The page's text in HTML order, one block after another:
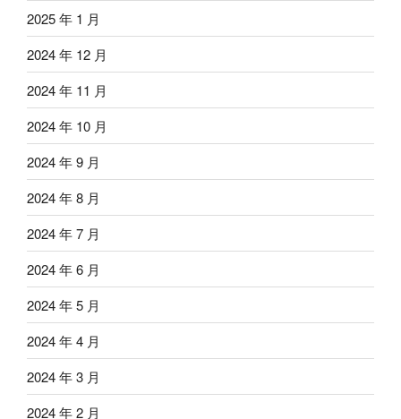
2025 年 1 月
2024 年 12 月
2024 年 11 月
2024 年 10 月
2024 年 9 月
2024 年 8 月
2024 年 7 月
2024 年 6 月
2024 年 5 月
2024 年 4 月
2024 年 3 月
2024 年 2 月